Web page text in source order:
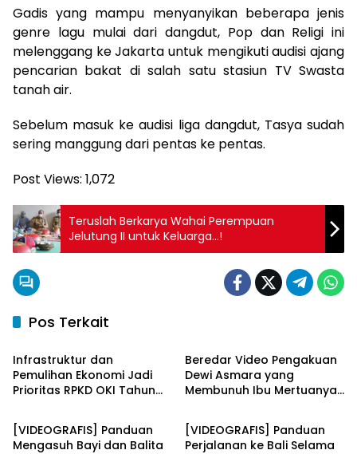
Gadis yang mampu menyanyikan beberapa jenis
genre lagu mulai dari dangdut, Pop dan Religi ini
melenggang ke Jakarta untuk mengikuti audisi ajang
pencarian bakat di salah satu stasiun TV Swasta
tanah air.
Sebelum masuk ke audisi liga dangdut, Tasya sudah
sering manggung dari pentas ke pentas.
Post Views: 1,072
Teruslah Berkarya Wahai Perempuan
Jelutung II untuk Keluarga…!
Pos Terkait
video
Infrastruktur dan
Pemulihan Ekonomi Jadi
Prioritas RPKD OKI Tahun
Beredar Video Pengakuan
Dewi Asmara yang
Membunuh Ibu Mertuanya
video
[VIDEOGRAFIS] Panduan
Mengasuh Bayi dan Balita
video
[VIDEOGRAFIS] Panduan
Perjalanan ke Bali Selama